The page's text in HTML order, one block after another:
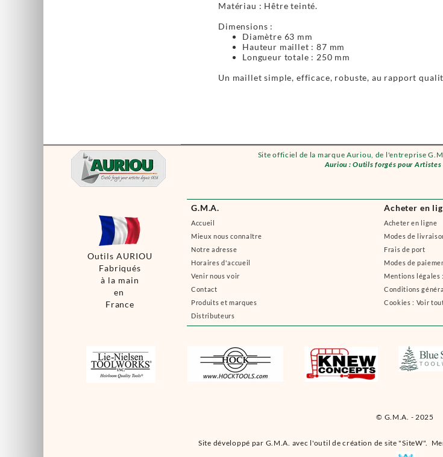
Site officiel de la marque Auriou, de l'entreprise
Auriou : Outils forgés pour
© G.M.A. - 2025
G.M.A.
Accueil
Mieux nous connaître
Notre adresse
Horaires d'accueil
Venir nous voir
Contact
Produits et marques
Distributeurs
Acheter en
Acheter en ligne
Modes de
Frais de port
Modes de
Mentions légales
Conditions
Cookies : Voir
Site développé par G.M.A. avec l'outil de création de site "SiteW".
Outils AURIOU
Fabriqués
à la main
en
France
Matériau : Hêtre teinté.
Dimensions :
Diamètre 63 mm
Hauteur maillet : 87 mm
Longueur totale : 250 mm
Un maillet simple, efficace, robuste, au rapport